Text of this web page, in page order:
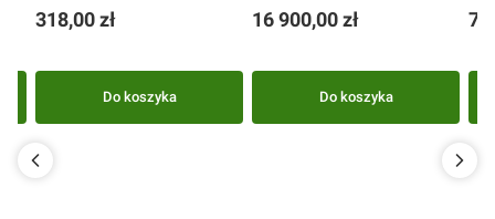
Cena
318,00 zł
Do koszyka
Cena
16 900,00 zł
Do koszyka